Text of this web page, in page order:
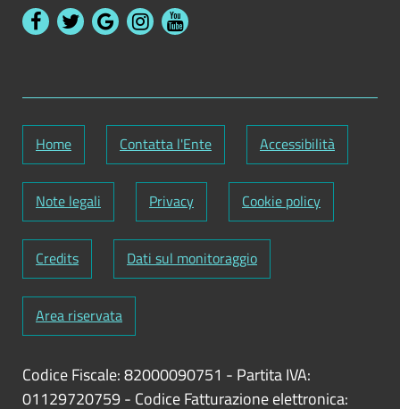
Home Contatta l'Ente Accessibilità
Note legali Privacy Cookie policy
Credits Dati sul monitoraggio
Area riservata
Codice Fiscale: 82000090751 - Partita IVA:
01129720759- Codice Fatturazione elettronica: